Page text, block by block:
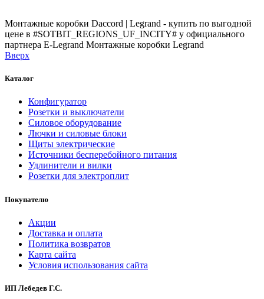
Монтажные коробки Daccord | Legrand - купить по выгодной
цене в #SOTBIT_REGIONS_UF_INCITY# у официального
партнера E-Legrand Монтажные коробки Legrand
Вверх
Каталог
Конфигуратор
Розетки и выключатели
Силовое оборудование
Лючки и силовые блоки
Щиты электрические
Источники бесперебойного питания
Удлинители и вилки
Розетки для электроплит
Покупателю
Акции
Доставка и оплата
Политика возвратов
Карта сайта
Условия использования сайта
ИП Лебедев Г.С.